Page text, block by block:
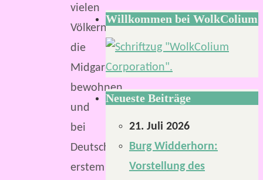
vielen
Völkern,
die
Midgard
bewohnen
und
bei
Deutschlands
erstem
Willkommen bei WolkColium
Neueste Beiträge
21. Juli 2026
Burg Widderhorn:
Vorstellung des